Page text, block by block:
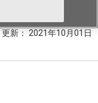
更新： 2021年10月01日